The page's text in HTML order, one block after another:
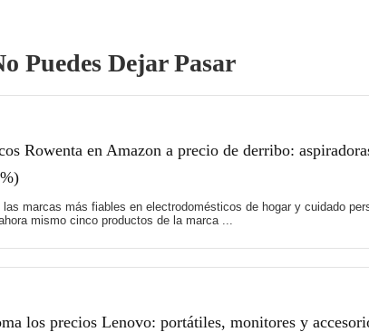
Puedes Dejar Pasar
Rowenta en Amazon a precio de derribo:
las marcas más fiables en electrodomésticos de hogar y cuidado
mismo cinco productos de la marca ...
los precios Lenovo: portátiles, monitores y